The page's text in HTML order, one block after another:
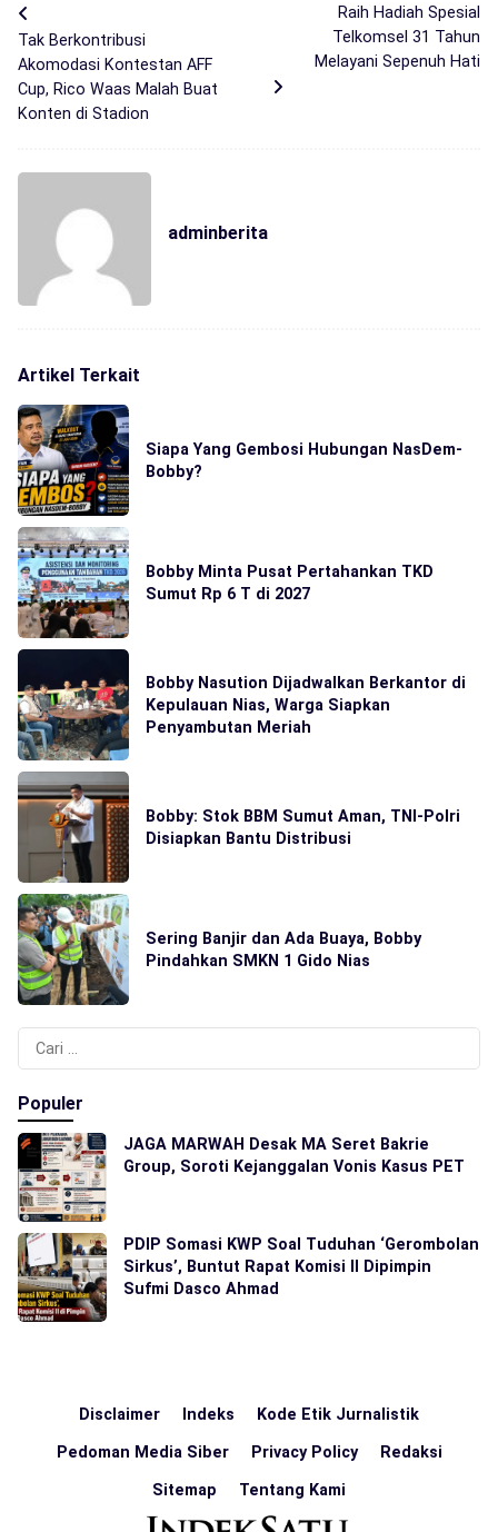
Tak Berkontribusi
Akomodasi Kontestan AFF
Cup, Rico Waas Malah Buat
Konten di Stadion
Raih Hadiah Spesial
Telkomsel 31 Tahun
Melayani Sepenuh Hati
adminberita
Artikel Terkait
Siapa Yang Gembosi Hubungan NasDem-
Bobby?
Bobby Minta Pusat Pertahankan TKD
Sumut Rp 6 T di 2027
Bobby Nasution Dijadwalkan Berkantor di
Kepulauan Nias, Warga Siapkan
Penyambutan Meriah
Bobby: Stok BBM Sumut Aman, TNI-Polri
Disiapkan Bantu Distribusi
Sering Banjir dan Ada Buaya, Bobby
Pindahkan SMKN 1 Gido Nias
Cari
untuk:
Populer
JAGA MARWAH Desak MA Seret Bakrie
Group, Soroti Kejanggalan Vonis Kasus PET
PDIP Somasi KWP Soal Tuduhan ‘Gerombolan
Sirkus’, Buntut Rapat Komisi II Dipimpin
Sufmi Dasco Ahmad
Disclaimer Indeks Kode Etik Jurnalistik
Pedoman Media Siber Privacy Policy Redaksi
Sitemap Tentang Kami